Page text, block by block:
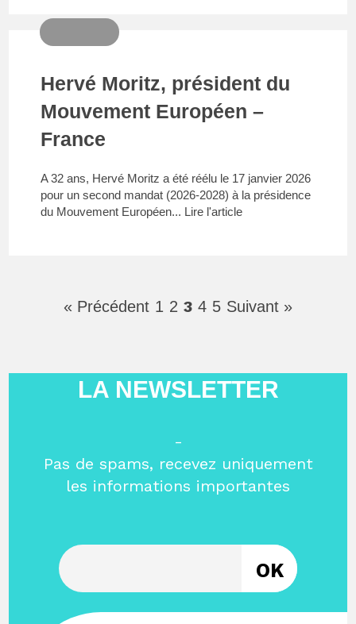
Hervé Moritz, président du
Mouvement Européen –
France
A 32 ans, Hervé Moritz a été réélu le 17 janvier 2026
pour un second mandat (2026-2028) à la présidence
du Mouvement Européen... Lire l'article
« Précédent 1 2 3 4 5 Suivant »
LA NEWSLETTER
-
Pas de spams, recevez uniquement
les informations importantes